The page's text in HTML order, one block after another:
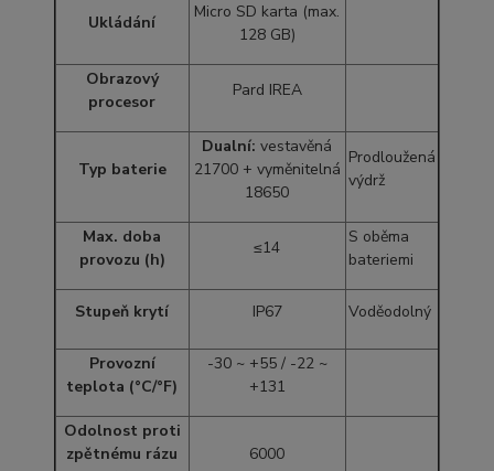
Ukládání
Micro SD karta (max.
128 GB)
Obrazový
procesor
Pard IREA
Typ baterie
Dualní: vestavěná
21700 + vyměnitelná
18650
Prodloužená
výdrž
Max. doba
provozu (h)
≤14
S oběma
bateriemi
Stupeň krytí IP67 Voděodolný
Provozní
teplota (°C/°F)
-30 ~ +55 / -22 ~
+131
Odolnost proti
zpětnému rázu
6000